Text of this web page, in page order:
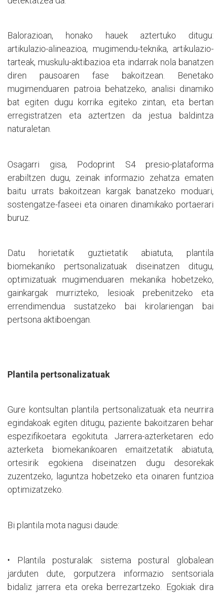
Balorazioan, honako hauek aztertuko ditugu:
artikulazio-alineazioa, mugimendu-teknika, artikulazio-
tarteak, muskulu-aktibazioa eta indarrak nola banatzen
diren pausoaren fase bakoitzean. Benetako
mugimenduaren patroia behatzeko, analisi dinamiko
bat egiten dugu korrika egiteko zintan, eta bertan
erregistratzen eta aztertzen da jestua baldintza
naturaletan.
Osagarri gisa, Podoprint S4 presio-plataforma
erabiltzen dugu, zeinak informazio zehatza ematen
baitu urrats bakoitzean kargak banatzeko moduari,
sostengatze-faseei eta oinaren dinamikako portaerari
buruz.
Datu horietatik guztietatik abiatuta, plantila
biomekaniko pertsonalizatuak diseinatzen ditugu,
optimizatuak mugimenduaren mekanika hobetzeko,
gainkargak murrizteko, lesioak prebenitzeko eta
errendimendua sustatzeko bai kirolariengan bai
pertsona aktiboengan.
Plantila pertsonalizatuak
Gure kontsultan plantila pertsonalizatuak eta neurrira
egindakoak egiten ditugu, paziente bakoitzaren behar
espezifikoetara egokituta. Jarrera-azterketaren edo
azterketa biomekanikoaren emaitzetatik abiatuta,
ortesirik egokiena diseinatzen dugu desorekak
zuzentzeko, laguntza hobetzeko eta oinaren funtzioa
optimizatzeko.
Bi plantila mota nagusi daude:
• Plantila posturalak: sistema postural globalean
jarduten dute, gorputzera informazio sentsoriala
bidaliz jarrera eta oreka berrezartzeko. Egokiak dira